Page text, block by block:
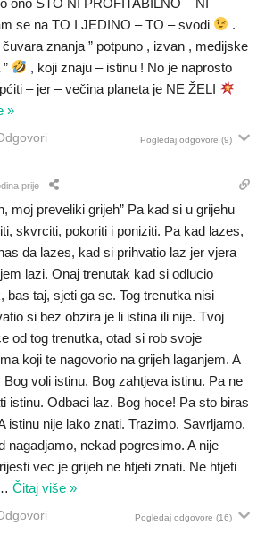
ono ŠTO NI PROFITABILNO – NI
se na TO I JEDINO – TO – svodi
.
znanja ” potpuno , izvan , medijske
, koji znaju – istinu ! No je naprosto
– jer – večina planeta je NE ŽELI
»
Pogledaj odgovore (9)
prije
moj preveliki grijeh” Pa kad si u grijehu
skvrciti, pokoriti i poniziti. Pa kad lazes,
da lazes, kad si prihvatio laz jer vjera
lazi. Onaj trenutak kad si odlucio
bas taj, sjeti ga se. Tog trenutka nisi
si bez obzira je li istina ili nije. Tvoj
od tog trenutka, otad si rob svoje
koji te nagovorio na grijeh laganjem. A
voli istinu. Bog zahtjeva istinu. Pa ne
istinu. Odbaci laz. Bog hoce! Pa sto biras
istinu nije lako znati. Trazimo. Savrljamo.
nagadjamo, nekad pogresimo. A nije
vec je grijeh ne htjeti znati. Ne htjeti
Čitaj više »
Pogledaj odgovore (16)